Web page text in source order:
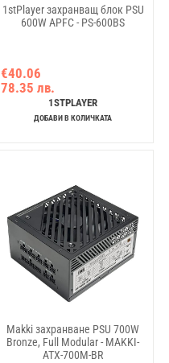
1stPlayer захранващ блок PSU
600W APFC - PS-600BS
€40.06
78.35 лв.
1STPLAYER
ДОБАВИ В КОЛИЧКАТА
Makki захранване PSU 700W
Bronze, Full Modular - MAKKI-
ATX-700M-BR